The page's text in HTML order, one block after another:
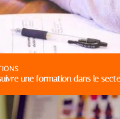
une formation dans le